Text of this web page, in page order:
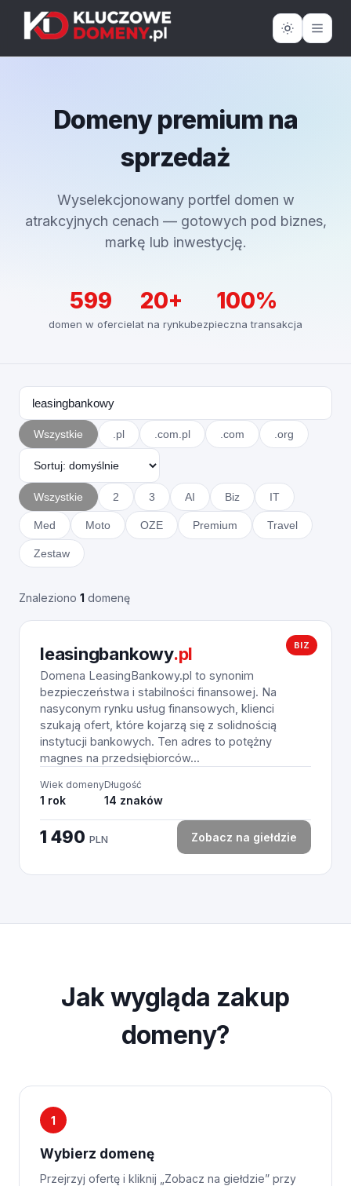
Domeny premium na
sprzedaż
Wyselekcjonowany portfel domen w
atrakcyjnych cenach — gotowych pod biznes,
markę lub inwestycję.
599
domen w ofercie
20+
lat na rynku
100%
bezpieczna transakcja
Wszystkie .pl .com.pl .com .org
Wszystkie 2 3 AI Biz IT
Med Moto OZE Premium Travel
Zestaw
Znaleziono 1 domenę
BIZ
leasingbankowy.pl
Domena LeasingBankowy.pl to synonim
bezpieczeństwa i stabilności finansowej. Na
nasyconym rynku usług finansowych, klienci
szukają ofert, które kojarzą się z solidnością
instytucji bankowych. Ten adres to potężny
magnes na przedsiębiorców...
Wiek domeny
1 rok
Długość
14 znaków
1 490 PLN Zobacz na giełdzie
Jak wygląda zakup
domeny?
1
Wybierz domenę
Przejrzyj ofertę i kliknij „Zobacz na giełdzie” przy